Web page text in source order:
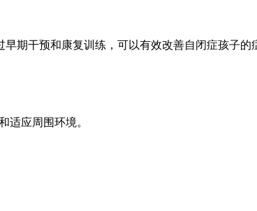
期干预和康复训练，可以有效改善自闭症孩子
适应周围环境。